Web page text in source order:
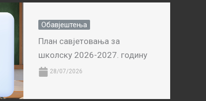
Обавјештења
План савјетовања за
школску 2026-2027. годину
28/07/2026